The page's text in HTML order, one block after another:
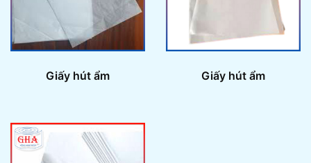
Giấy hút ẩm Giấy hút ẩm